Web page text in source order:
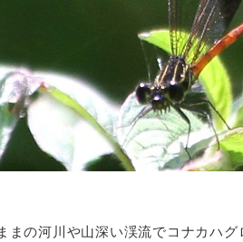
の河川や山深い渓流でコナカハ